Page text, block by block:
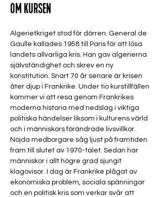
OM KURSEN
Algerietkriget stod för dörren. General de
Gaulle kallades 1958 till Paris för att lösa
landets allvarliga kris. Han gav algerierna
självständighet och skrev en ny
konstitution. Snart 70 år senare är krisen
åter djup i Frankrike. Under tio kurstillfällen
kommer vi att resa genom Frankrikes
moderna historia med nedslag i viktiga
politiska händelser liksom i kulturens värld
och i människors förändrade livsvillkor.
Nöjda medborgare såg ljust på framtiden
fram till slutet av 1970-talet. Sedan har
människor i allt högre grad sjungit
klagovisor. I dag är Frankrike plågat av
ekonomiska problem, sociala spänningar
och en politisk kris som verkar svår att